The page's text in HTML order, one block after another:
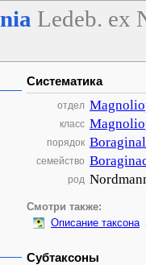
Ledeb. ex
Систематика
отдел
класс
порядок
семейство
род
Смотри также:
Описание таксона
Субтаксоны